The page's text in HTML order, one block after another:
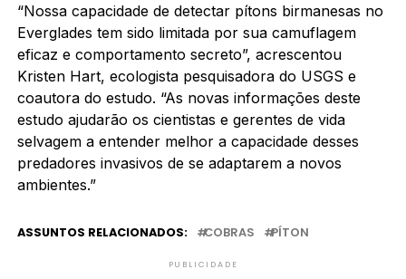
“Nossa capacidade de detectar pítons birmanesas no
Everglades tem sido limitada por sua camuflagem
eficaz e comportamento secreto”, acrescentou
Kristen Hart, ecologista pesquisadora do USGS e
coautora do estudo. “As novas informações deste
estudo ajudarão os cientistas e gerentes de vida
selvagem a entender melhor a capacidade desses
predadores invasivos de se adaptarem a novos
ambientes.”
ASSUNTOS RELACIONADOS: COBRAS PÍTON
PUBLICIDADE